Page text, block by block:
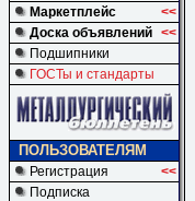
Маркетплейс
<<
Доска объявлений <<
Подшипники
ГОСТы и стандарты
ПОЛЬЗОВАТЕЛЯМ
Регистрация
<<
Подписка